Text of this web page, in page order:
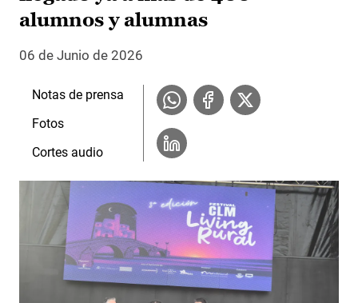
alumnos y alumnas
06 de Junio de 2026
Notas de prensa
Fotos
Cortes audio